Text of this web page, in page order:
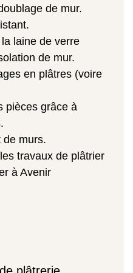
de mur.
laine de verre
de mur.
en plâtres (voire
pièces grâce à
de murs.
travaux de plâtrier
à Avenir